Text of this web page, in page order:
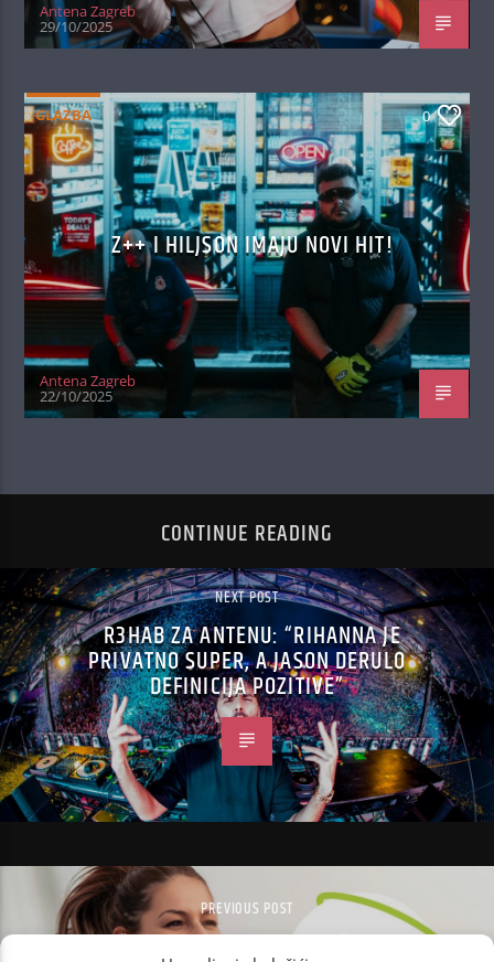
Antena Zagreb
29/10/2025
GLAZBA 0
Z++ I HILJSON IMAJU NOVI HIT!
Antena Zagreb
22/10/2025
CONTINUE READING
NEXT POST
R3HAB ZA ANTENU: “RIHANNA JE
PRIVATNO SUPER, A JASON DERULO
DEFINICIJA POZITIVE”
PREVIOUS POST
POČELE SU PRIJAVE ZA DM ŽENSKU